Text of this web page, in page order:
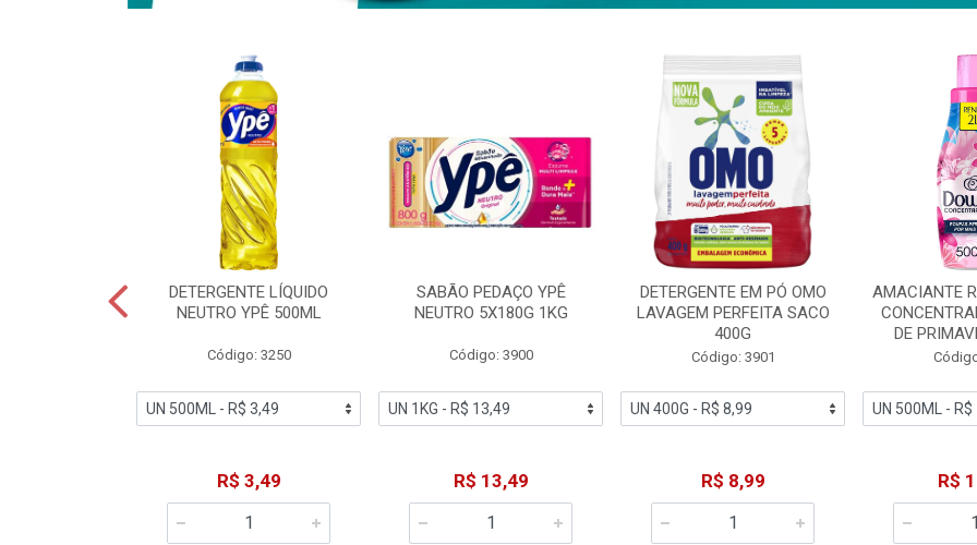
DETERGENTE LÍQUIDO
NEUTRO YPÊ 500ML
Código: 3250
R$ 3,49
SABÃO PEDAÇO YPÊ
NEUTRO 5X180G 1KG
Código: 3900
R$ 13,49
DETERGENTE EM PÓ OMO
LAVAGEM PERFEITA SACO
400G
Código: 3901
R$ 8,99
AMACIANTE
DE
R$